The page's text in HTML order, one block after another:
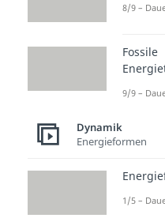
8/9 –
Fossile
9/9 –
Dynamik
Energieformen
1/5 –